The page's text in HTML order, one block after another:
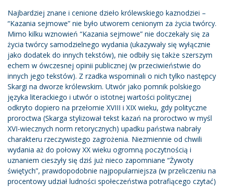
Najbardziej znane i cenione dzieło królewskiego kaznodziei –
“Kazania sejmowe” nie było utworem cenionym za życia twórcy.
Mimo kilku wznowień “Kazania sejmowe” nie doczekały się za
życia twórcy samodzielnego wydania (ukazywały się wyłącznie
jako dodatek do innych tekstów), nie odbiły się także szerszym
echem w ówczesnej opinii publicznej (w przeciwieństwie do
innych jego tekstów). Z rzadka wspominali o nich tylko następcy
Skargi na dworze królewskim. Utwór jako pomnik polskiego
języka literackiego i utwór o istotnej wartości politycznej
odkryto dopiero na przełomie XVIII i XIX wieku, gdy polityczne
proroctwa (Skarga stylizował tekst kazań na proroctwo w myśl
XVI-wiecznych norm retorycznych) upadku państwa nabrały
charakteru rzeczywistego zagrożenia. Niezmiennie od chwili
wydania aż do połowy XX wieku ogromną poczytnością i
uznaniem cieszyły się dziś już nieco zapomniane “Żywoty
świętych”, prawdopodobnie najpopularniejsza (w przeliczeniu na
procentowy udział ludności społeczeństwa potrafiącego czytać)